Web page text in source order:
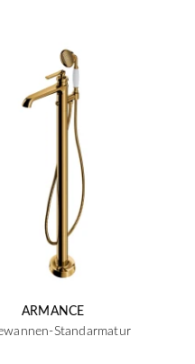
ARMANCE
Standarmatur